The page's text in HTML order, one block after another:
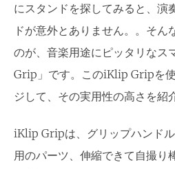
にスタンドを探してみると、演
ドが意外とありません。。そん
のが、音楽用途にピッタリなス
Grip」です。このiKlip Gripを
ジして、その実用性の高さを紹
iKlip Gripは、グリップハンド
用のパーツ、伸縮できて自撮り